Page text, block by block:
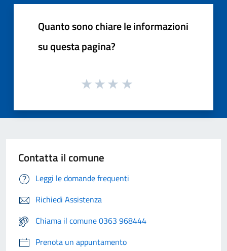
Quanto sono chiare le informazioni
su questa pagina?
Contatta il comune
Leggi le domande frequenti
Richiedi Assistenza
Chiama il comune 0363 968444
Prenota un appuntamento